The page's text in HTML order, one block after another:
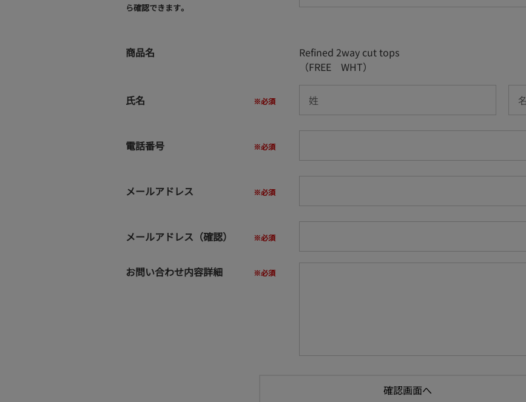
ら確認できます。
商品名
Refined 2way cut tops
（FREE WHT）
氏名
電話番号
メールアドレス
メールアドレス（確認）
お問い合わせ内容詳細